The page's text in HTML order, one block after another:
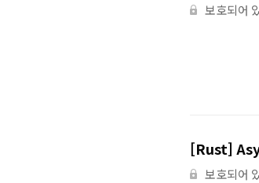
보호되어
[Rust]
보호되어